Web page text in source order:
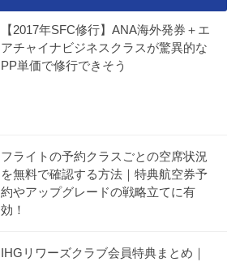
【2017年SFC修行】ANA海外発券＋エ
アチャイナビジネスクラスが驚異的な
PP単価で修行できそう
フライトの予約クラスごとの空席状況
を無料で確認する方法｜特典航空券予
約やアップグレードの戦略立てに有
効！
IHGリワーズクラブ会員特典まとめ｜